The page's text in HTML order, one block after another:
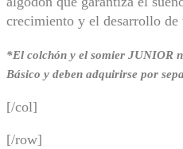
crecimiento y el desarrollo de
*El colchón y el somier JUNIOR
Básico y deben adquirirse por
[/col]
[/row]